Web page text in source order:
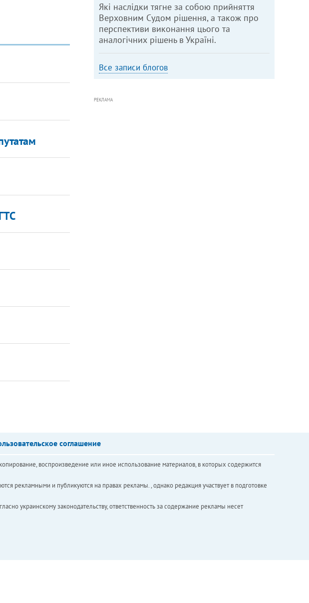
Які наслідки тягне за собою прийняття
Верховним Судом рішення, а також про
перспективи виконання цього та
аналогічних рішень в Україні.
Все записи блогов
РЕКЛАМА
соглашение
воспроизведение или иное использование материалов, в которых содержится
рекламными и публикуются на правах рекламы. , однако редакция участвует в подготовке
украинскому законодательству, ответственность за содержание рекламы несет